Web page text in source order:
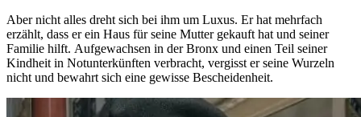
Aber nicht alles dreht sich bei ihm um Luxus. Er hat mehrfach
erzählt, dass er ein Haus für seine Mutter gekauft hat und seiner
Familie hilft. Aufgewachsen in der Bronx und einen Teil seiner
Kindheit in Notunterkünften verbracht, vergisst er seine Wurzeln
nicht und bewahrt sich eine gewisse Bescheidenheit.